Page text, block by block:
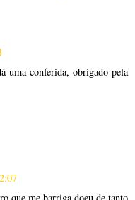
uma conferida, obrigado pela